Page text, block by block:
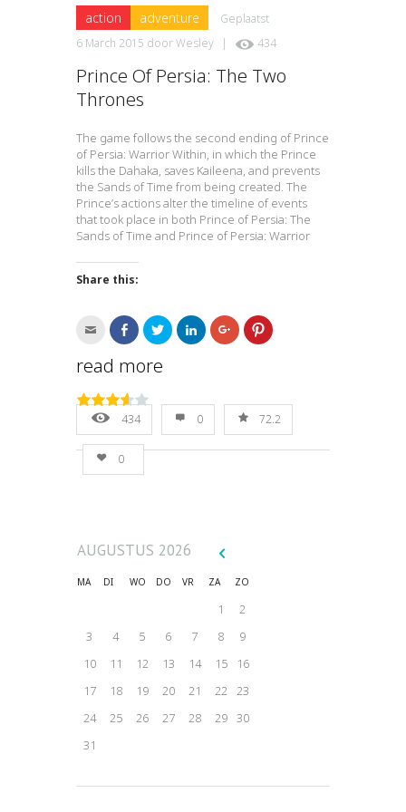
action adventure
Geplaatst
6 March 2015 doorWesley | 434
Prince Of Persia: The Two
Thrones
The game follows the second ending of Prince
of Persia: Warrior Within, in which the Prince
kills the Dahaka, saves Kaileena, and prevents
the Sands of Time from being created. The
Prince’s actions alter the timeline of events
that took place in both Prince of Persia: The
Sands of Time and Prince of Persia: Warrior
Share this:
Click
email
this
to
friend
(Opens
in
new
window)
Click
to
share
on
Facebook
in
new
window)
Click
to
share
new
window)
Click
to
share
new
window)
Click
to
share
new
window)
Click
to
new
window)
read more
434 0 72.2
0
AUGUSTUS 2026
MA DI WO DO VR ZA ZO
1
2
3
4 5 6 7 8
9
10
11 12 13 14 15
16
17
18 19 20 21 22 23
24
25 26 27 28 29 30
31